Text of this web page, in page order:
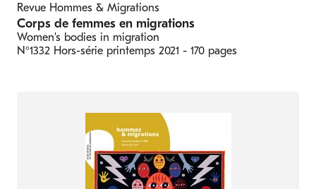
Revue Hommes & Migrations
Corps de femmes en migrations
Women's bodies in migration
N°1332 Hors-série printemps 2021 - 170 pages